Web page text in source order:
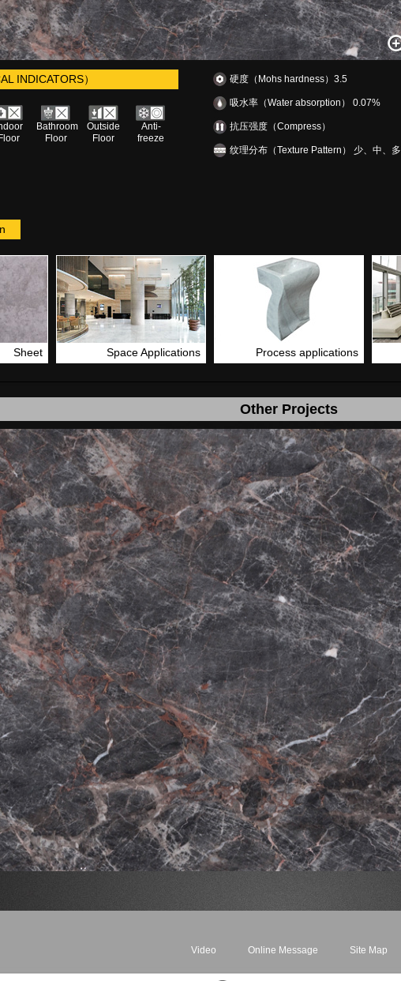
INDICATORS）
Floor
Bathroom
Floor
Outside
Floor
Anti-
freeze
硬度（Mohs hardness）3.5
吸水率（Water absorption） 0.07%
抗压强度（Compress）
纹理分布（Texture Pattern） 少、中、多
Sheet Space Applications Process applications
Other Projects
Video Online Message Site Map